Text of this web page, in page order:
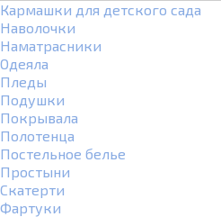
Кармашки для детского сада
Наволочки
Наматрасники
Одеяла
Пледы
Подушки
Покрывала
Полотенца
Постельное белье
Простыни
Скатерти
Фартуки